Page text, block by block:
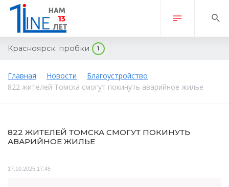
Красноярск: пробки 1
Главная Новости
Благоустройство
822 жителей Томска смогут покинуть аварийное жилье
822 ЖИТЕЛЕЙ ТОМСКА СМОГУТ ПОКИНУТЬ
АВАРИЙНОЕ ЖИЛЬЕ
17.10.2025 17:45